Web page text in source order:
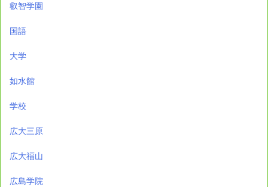
叡智学園
国語
大学
如水館
学校
広大三原
広大福山
広島学院